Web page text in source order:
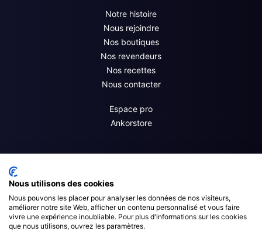
Notre histoire
Nous rejoindre
Nos boutiques
Nos revendeurs
Nos recettes
Nous contacter
Espace pro
Ankorstore
Nous utilisons des cookies
Nous pouvons les placer pour analyser les données de nos visiteurs,
améliorer notre site Web, afficher un contenu personnalisé et vous faire
vivre une expérience inoubliable. Pour plus d'informations sur les cookies
que nous utilisons, ouvrez les paramètres.